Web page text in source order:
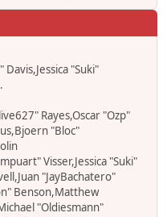
"Suki"
Rayes,Oscar "Ozp"
"Bloc"
Visser,Jessica "Suki"
"JayBachatero"
Benson,Matthew
"Oldiesmann"